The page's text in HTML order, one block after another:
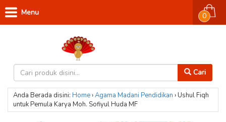
Cari
0
Menu
Anda Berada disini: Home›Agama Madani Pendidikan ›Ushul Fiqh
untuk Pemula Karya Moh. Sofiyul Huda MF